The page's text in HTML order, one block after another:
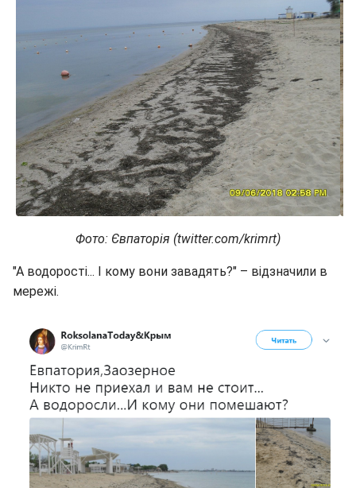
Фото: Євпаторія (twitter.com/krimrt)
"А водорості... І кому вони завадять?" – відзначили в
мережі.